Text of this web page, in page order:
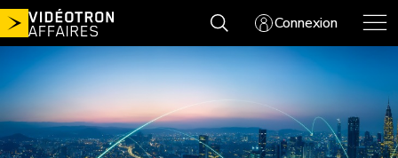
Aller
au
Connexion